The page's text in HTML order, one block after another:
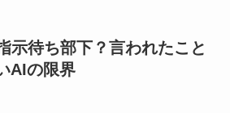
示待ち部下？言われたこと
AIの限界